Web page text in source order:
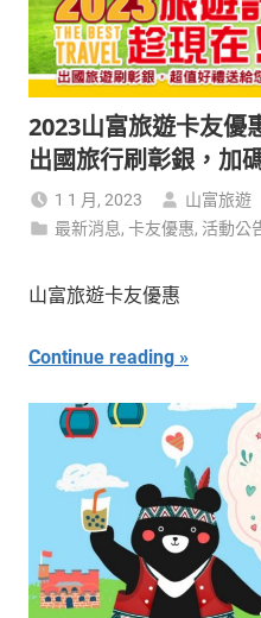
2023山富旅遊卡友優
出國旅行刷彰銀，加
1 1 月, 2023
山富旅遊
最新消息,卡友優惠, 活動公
山富旅遊卡友優惠
Continue reading